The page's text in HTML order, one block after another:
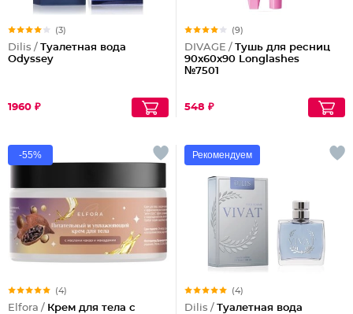
(3)
Dilis / Туалетная вода
Odyssey
1960 ₽
(9)
DIVAGE / Тушь для ресниц
90x60x90 Longlashes
№7501
548 ₽
-55%
(4)
Elfora / Крем для тела с
Рекомендуем
(4)
Dilis / Туалетная вода